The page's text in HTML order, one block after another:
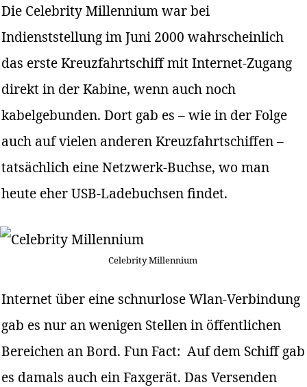
Die Celebrity Millennium war bei
Indienststellung im Juni 2000 wahrscheinlich
das erste Kreuzfahrtschiff mit Internet-Zugang
direkt in der Kabine, wenn auch noch
kabelgebunden. Dort gab es – wie in der Folge
auch auf vielen anderen Kreuzfahrtschiffen –
tatsächlich eine Netzwerk-Buchse, wo man
heute eher USB-Ladebuchsen findet.
Celebrity Millennium
Internet über eine schnurlose Wlan-Verbindung
gab es nur an wenigen Stellen in öffentlichen
Bereichen an Bord. Fun Fact: Auf dem Schiff gab
es damals auch ein Faxgerät. Das Versenden